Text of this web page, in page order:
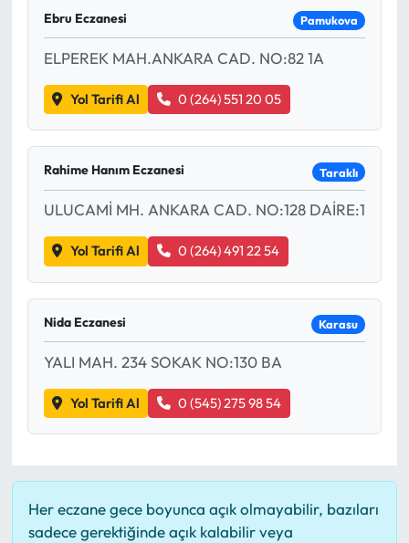
Ebru Eczanesi Pamukova
ELPEREK MAH.ANKARA CAD. NO:82 1A
Yol Tarifi Al 0 (264) 551 20 05
Rahime Hanım Eczanesi Taraklı
ULUCAMİ MH. ANKARA CAD. NO:128 DAİRE:1
Yol Tarifi Al 0 (264) 491 22 54
Nida Eczanesi Karasu
YALI MAH. 234 SOKAK NO:130 BA
Yol Tarifi Al 0 (545) 275 98 54
Her eczane gece boyunca açık olmayabilir, bazıları
sadece gerektiğinde açık kalabilir veya